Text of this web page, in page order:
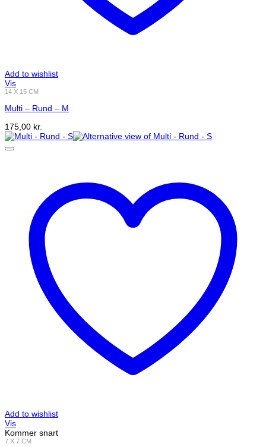
Add to wishlist
Vis
14 X 15 CM
Multi – Rund – M
175,00 kr.
Add to wishlist
Vis
Kommer snart
7 X 7 CM